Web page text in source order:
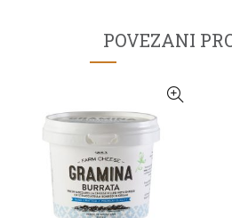
POVEZANI